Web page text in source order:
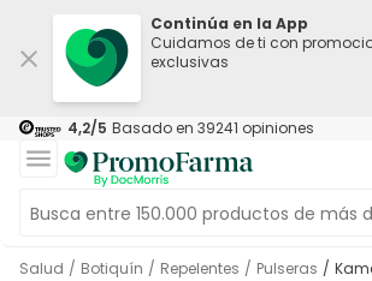
Continúa en la App
Cuidamos de ti con
exclusivas
4,2/5 Basado en 39241 opiniones
Salud / Botiquín / Repelentes / Pulseras /